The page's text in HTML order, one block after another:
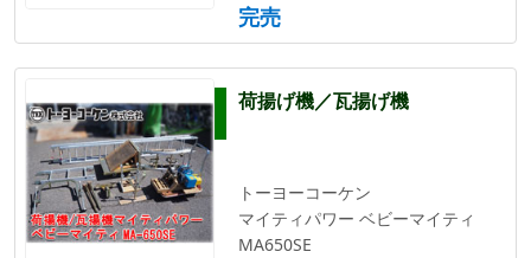
完売
荷揚げ機／瓦揚げ機
トーヨーコーケン
マイティパワー ベビーマイティ
MA650SE